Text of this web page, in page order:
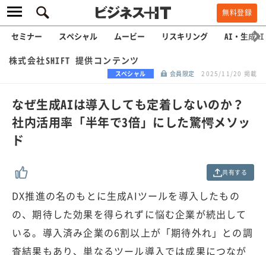
無料登録
セミナー スペシャル ムービー リスキリング AI・生成AI
株式会社SHIFT 提供コンテンツ
スペシャル 会員限定 2025/11/20 掲載
なぜ生成AIは導入しても定着しないのか？
社内活用率「半年で3倍」にした驚愕メソッ
ド
共有する
DX推進の名のもとに生成AIツールを導入したもの
の、期待した効果を得られずに悩む企業が続出して
いる。導入済み企業の6割以上が「期待外れ」との調
査結果もあり、単なるツール導入では成果につなが